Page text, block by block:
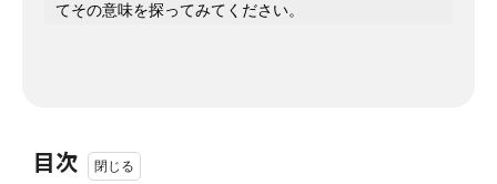
てその意味を探ってみてください。
目次